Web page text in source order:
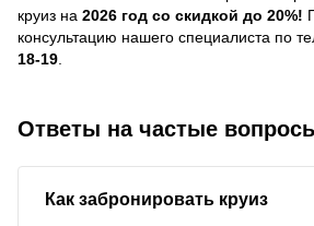
круиз на 2026 год со скидкой до 20%!
консультацию нашего специалиста по
18-19
Ответы на частые
Как забронировать круиз